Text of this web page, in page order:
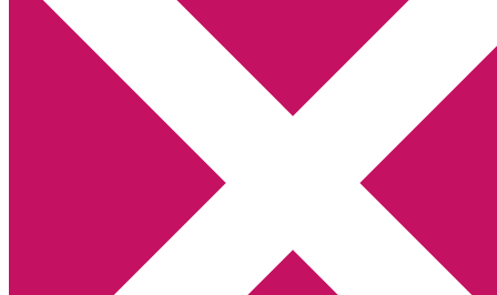
Hem
Boktolva
Författarfemman
Kontakt
Webbshop Amazon
Utskriftscentralen
Min tv-blogg